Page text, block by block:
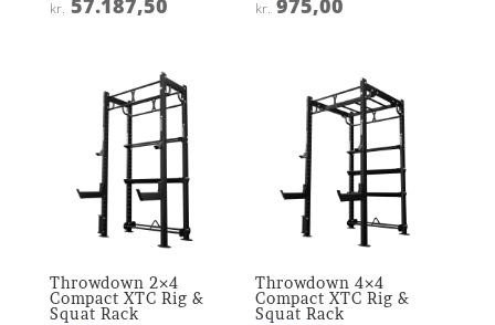
4.6
kr. 57.187,50
4.6
kr. 975,00
Throwdown 2×4
Compact XTC Rig &
Squat Rack
Throwdown 4×4
Compact XTC Rig &
Squat Rack